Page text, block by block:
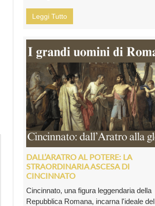
Leggi Tutto
DALL’ARATRO AL POTERE: LA
STRAORDINARIA ASCESA DI
CINCINNATO
Cincinnato, una figura leggendaria della
Repubblica Romana, incarna l'ideale del